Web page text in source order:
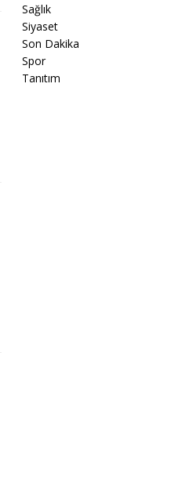
Sağlık
Siyaset
Son Dakika
Spor
Tanıtım